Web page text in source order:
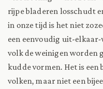
rijpe bladeren losschudt
in onze tijd is het niet
een eenvoudig uit-
volk de weinigen worden
kudde vormen. Het is
volken, maar niet een